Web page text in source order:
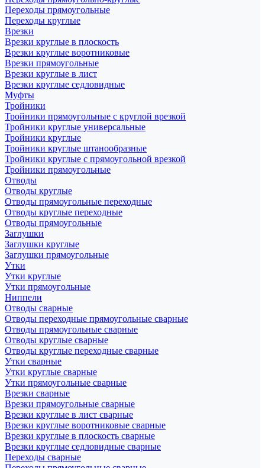
Переходы прямоугольные
Переходы круглые
Врезки
Врезки круглые в плоскость
Врезки круглые воротниковые
Врезки прямоугольные
Врезки круглые в лист
Врезки круглые седловидные
Муфты
Тройники
Тройники прямоугольные с круглой врезкой
Тройники круглые универсальные
Тройники круглые
Тройники круглые штанообразные
Тройники круглые с прямоугольной врезкой
Тройники прямоугольные
Отводы
Отводы круглые
Отводы прямоугольные переходные
Отводы круглые переходные
Отводы прямоугольные
Заглушки
Заглушки круглые
Заглушки прямоугольные
Утки
Утки круглые
Утки прямоугольные
Ниппели
Отводы сварные
Отводы переходные прямоугольные сварные
Отводы прямоугольные сварные
Отводы круглые сварные
Отводы круглые переходные сварные
Утки сварные
Утки круглые сварные
Утки прямоугольные сварные
Врезки сварные
Врезки прямоугольные сварные
Врезки круглые в лист сварные
Врезки круглые воротниковые сварные
Врезки круглые в плоскость сварные
Врезки круглые седловидные сварные
Переходы сварные